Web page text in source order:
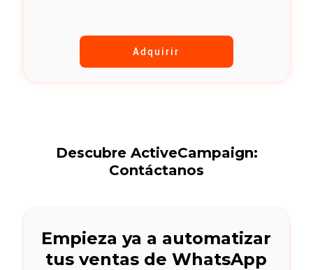
Adquirir
Descubre ActiveCampaign:
Contáctanos
Empieza ya a automatizar
tus ventas de WhatsApp